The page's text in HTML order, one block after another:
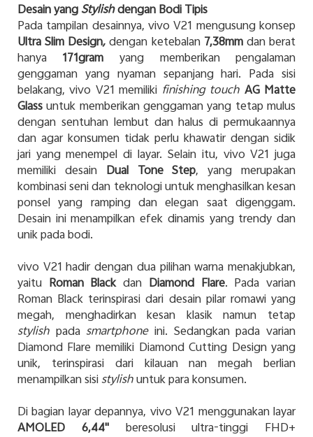
Desain yangStylishdengan Bodi Tipis
Pada tampilan desainnya, vivo V21 mengusung konsep
Ultra Slim Design,dengan ketebalan 7,38mmdan berat
hanya 171gram yang memberikan pengalaman
genggaman yang nyaman sepanjang hari. Pada sisi
belakang, vivo V21 memiliki finishing touch AG Matte
Glassuntuk memberikan genggaman yang tetap mulus
dengan sentuhan lembut dan halus di permukaannya
dan agar konsumen tidak perlu khawatir dengan sidik
jari yang menempel di layar. Selain itu, vivo V21 juga
memiliki desain Dual Tone Step, yang merupakan
kombinasi seni dan teknologi untuk menghasilkan kesan
ponsel yang ramping dan elegan saat digenggam.
Desain ini menampilkan efek dinamis yang trendy dan
unik pada bodi.
vivo V21 hadir dengan dua pilihan warna menakjubkan,
yaitu Roman Blackdan Diamond Flare. Pada varian
Roman Black terinspirasi dari desain pilar romawi yang
megah, menghadirkan kesan klasik namun tetap
stylishpadasmartphone ini. Sedangkan pada varian
Diamond Flare memiliki Diamond Cutting Design yang
unik, terinspirasi dari kilauan nan megah berlian
menampilkan sisistylishuntuk para konsumen.
Di bagian layar depannya, vivo V21 menggunakan layar
AMOLED 6,44"beresolusi ultra-tinggi FHD+